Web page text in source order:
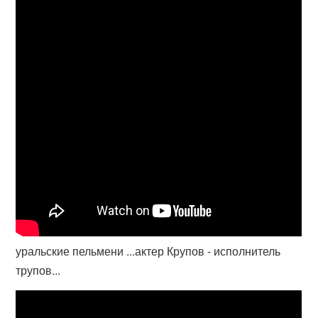
уральские пельмени ...актер Крупов - исполнитель
трупов...